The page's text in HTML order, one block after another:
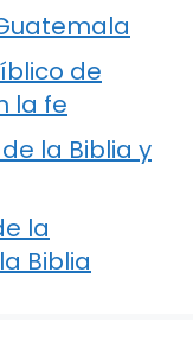
de
la fe
la Biblia y
la
Biblia